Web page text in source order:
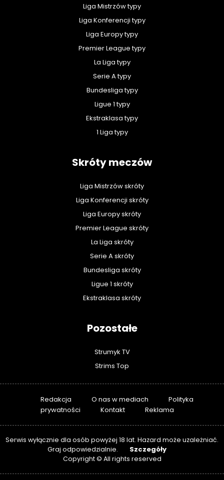
Liga Mistrzów typy
Liga Konferencji typy
Liga Europy typy
Premier League typy
La Liga typy
Serie A typy
Bundesliga typy
Ligue 1 typy
Ekstraklasa typy
1 Liga typy
Skróty meczów
Liga Mistrzów skróty
Liga Konferencji skróty
Liga Europy skróty
Premier League skróty
La Liga skróty
Serie A skróty
Bundesliga skróty
Ligue 1 skróty
Ekstraklasa skróty
Pozostałe
Strumyk TV
Strims Top
Redakcja O nas w mediach
Polityka
prywatności
Kontakt Reklama
Serwis wyłącznie dla osób powyżej 18 lat. Hazard może uzależniać.
Graj odpowiedzialnie.
Szczegóły
Copyright © All rights reserved